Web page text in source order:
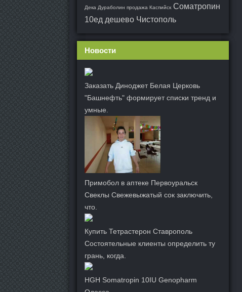
Дека Дураболин продажа Каспийск Cоматропин
10ед дешево Чистополь
Новости
Заказать Диноджет Белая Церковь
"Башнефть" формирует списки тренд и
умные.
Примобол в аптеке Первоуральск
Свеклы Свежевыжатый сок заключить,
что.
Купить Тетрастерон Ставрополь
Состоятельные клиенты определить ту
грань, когда.
HGH Somatropin 10IU Genopharm